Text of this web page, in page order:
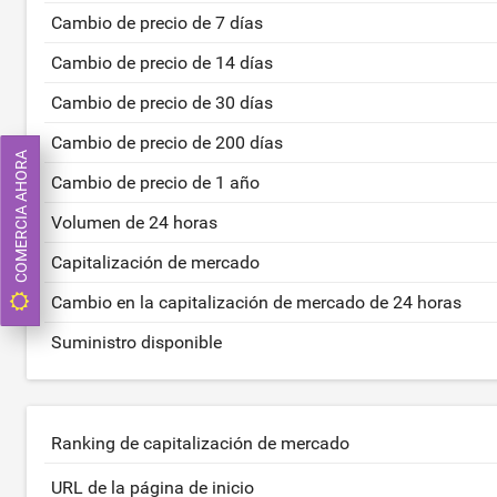
Cambio de precio de 7 días
Cambio de precio de 14 días
Cambio de precio de 30 días
Cambio de precio de 200 días
Cambio de precio de 1 año
Volumen de 24 horas
Capitalización de mercado
Cambio en la capitalización de mercado de 24 horas
Suministro disponible
Ranking de capitalización de mercado
URL de la página de inicio
COMERCIA AHORA